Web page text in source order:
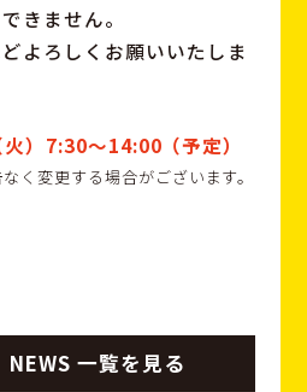
きません。
よろしくお願いいたしま
）7:30～14:00（予定）
く変更する場合がございます。
NEWS 一覧を見る